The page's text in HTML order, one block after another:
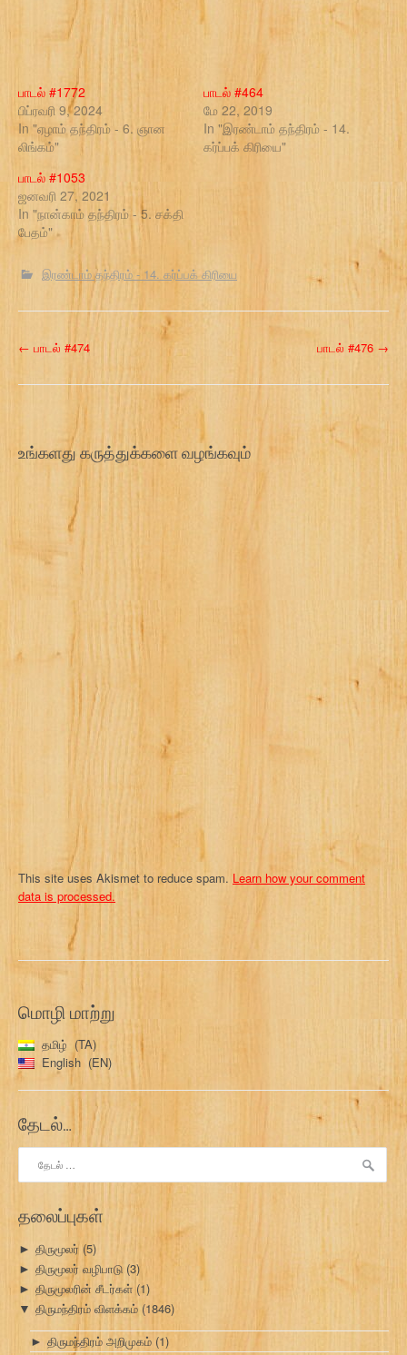
பாடல் #1772
பிப்ரவரி 9, 2024
In "ஏழாம் தந்திரம் - 6. ஞான
லிங்கம்"
பாடல் #464
மே 22, 2019
In "இரண்டாம் தந்திரம் - 14.
கர்ப்பக் கிரியை"
பாடல் #1053
ஜனவரி 27, 2021
In "நான்காம் தந்திரம் - 5. சக்தி
பேதம்"
இரண்டாம் தந்திரம் - 14. கர்ப்பக் கிரியை
P
o
t
v
a
← பாடல் #474 பாடல் #476 →
உங்களது கருத்துக்களை வழங்கவும்
This site uses Akismet to reduce spam. Learn how your comment
data is processed.
மொழி மாற்று
தமிழ்
TA
English
EN
தேடல்…
தேடு:
தலைப்புகள்
► திருமூலர் (5)
► திருமூலர் வழிபாடு (3)
► திருமூலரின் சீடர்கள் (1)
▼ திருமந்திரம் விளக்கம் (1846)
► திருமந்திரம் அறிமுகம் (1)